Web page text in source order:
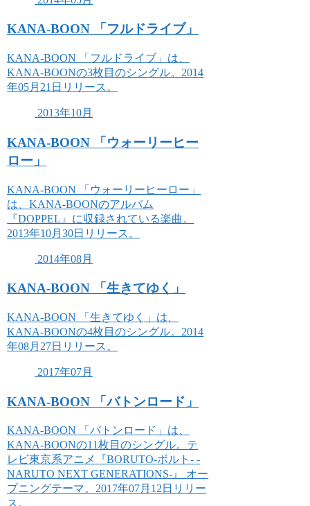
KANA-BOON 「フルドライブ」
KANA-BOON 「フルドライブ」は、
KANA-BOONの3枚目のシングル。2014
年05月21日リリース。
2013年10月
KANA-BOON 「ウォーリーヒー
ロー」
KANA-BOON 「ウォーリーヒーロー」
は、KANA-BOONのアルバム
『DOPPEL』に収録されている楽曲。
2013年10月30日リリース。
2014年08月
KANA-BOON 「生きてゆく」
KANA-BOON 「生きてゆく」は、
KANA-BOONの4枚目のシングル。2014
年08月27日リリース。
2017年07月
KANA-BOON 「バトンロード」
KANA-BOON 「バトンロード」は、
KANA-BOONの11枚目のシングル。テ
レビ東京系アニメ『BORUTO-ボルト- -
NARUTO NEXT GENERATIONS-』 オー
プニングテーマ。2017年07月12日リリー
ス。